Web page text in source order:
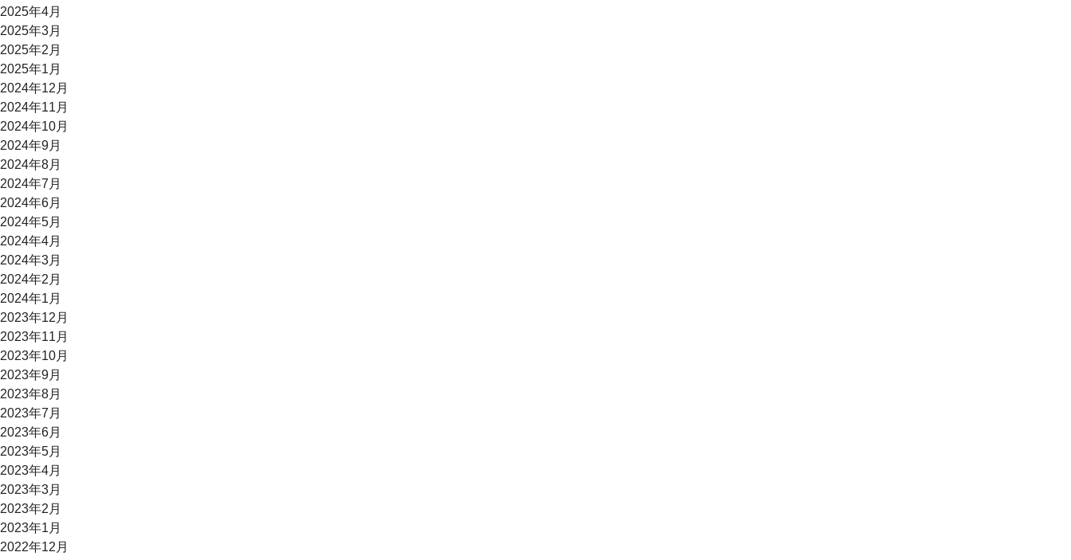
2025年4月
2025年3月
2025年2月
2025年1月
2024年12月
2024年11月
2024年10月
2024年9月
2024年8月
2024年7月
2024年6月
2024年5月
2024年4月
2024年3月
2024年2月
2024年1月
2023年12月
2023年11月
2023年10月
2023年9月
2023年8月
2023年7月
2023年6月
2023年5月
2023年4月
2023年3月
2023年2月
2023年1月
2022年12月